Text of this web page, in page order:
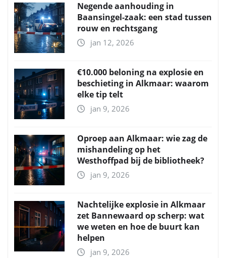
Negende aanhouding in
Baansingel-zaak: een stad tussen
rouw en rechtsgang
jan 12, 2026
€10.000 beloning na explosie en
beschieting in Alkmaar: waarom
elke tip telt
jan 9, 2026
Oproep aan Alkmaar: wie zag de
mishandeling op het
Westhoffpad bij de bibliotheek?
jan 9, 2026
Nachtelijke explosie in Alkmaar
zet Bannewaard op scherp: wat
we weten en hoe de buurt kan
helpen
jan 9, 2026